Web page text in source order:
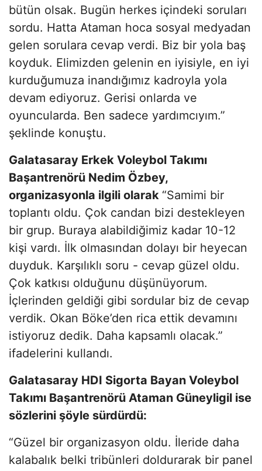
bütün olsak. Bugün herkes içindeki soruları
sordu. Hatta Ataman hoca sosyal medyadan
gelen sorulara cevap verdi. Biz bir yola baş
koyduk. Elimizden gelenin en iyisiyle, en iyi
kurduğumuza inandığımız kadroyla yola
devam ediyoruz. Gerisi onlarda ve
oyuncularda. Ben sadece yardımcıyım.”
şeklinde konuştu.
Galatasaray Erkek Voleybol Takımı
Başantrenörü Nedim Özbey,
organizasyonla ilgili olarak “Samimi bir
toplantı oldu. Çok candan bizi destekleyen
bir grup. Buraya alabildiğimiz kadar 10-12
kişi vardı. İlk olmasından dolayı bir heyecan
duyduk. Karşılıklı soru - cevap güzel oldu.
Çok katkısı olduğunu düşünüyorum.
İçlerinden geldiği gibi sordular biz de cevap
verdik. Okan Böke’den rica ettik devamını
istiyoruz dedik. Daha kapsamlı olacak.”
ifadelerini kullandı.
Galatasaray HDI Sigorta Bayan Voleybol
Takımı Başantrenörü Ataman Güneyligil ise
sözlerini şöyle sürdürdü:
“Güzel bir organizasyon oldu. İleride daha
kalabalık belki tribünleri doldurarak bir panel